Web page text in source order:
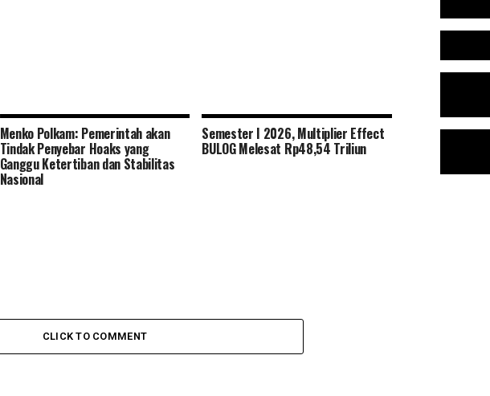
Menko Polkam: Pemerintah akan
Tindak Penyebar Hoaks yang
Ganggu Ketertiban dan Stabilitas
Nasional
Semester I 2026, Multiplier Effect
BULOG Melesat Rp48,54 Triliun
CLICK TO COMMENT